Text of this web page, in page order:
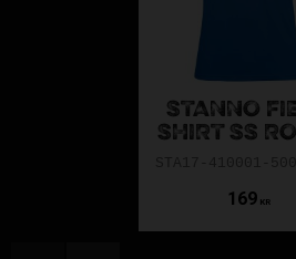
STANNO
SHIRT SS
169KR